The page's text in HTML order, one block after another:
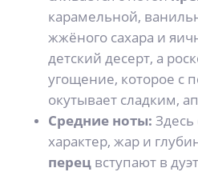
карамельной,
жжёного сахара и
детский десерт, а
угощение, которое с
окутывает сладким,
Средние ноты: Здесь
характер, жар и
перец вступают в